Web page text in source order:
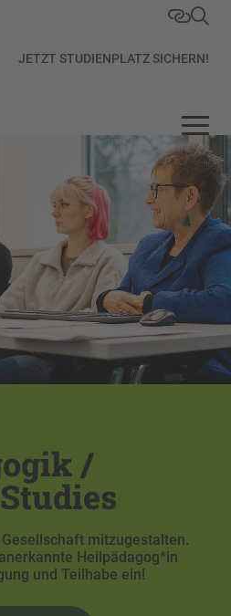
JETZT STUDIENPLATZ SICHERN!
/
mitzugestalten.
Heilpädagog*in
und Teilhabe ein!